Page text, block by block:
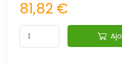
81,82 €